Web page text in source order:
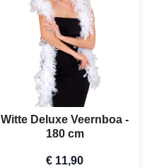
Witte Deluxe Veernboa -
180 cm
€ 11,90